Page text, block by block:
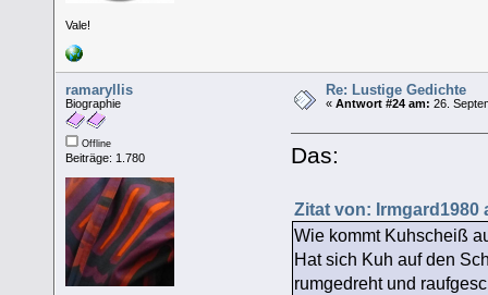
Vale!
ramaryllis
Biographie
Offline
Beiträge: 1.780
Re: Lustige Gedichte
«Antwort #24 am: 26.
Das:
Zitat von: Irmgard1980
Wie kommt Kuhscheiß
Hat sich Kuh auf den
rumgedreht und